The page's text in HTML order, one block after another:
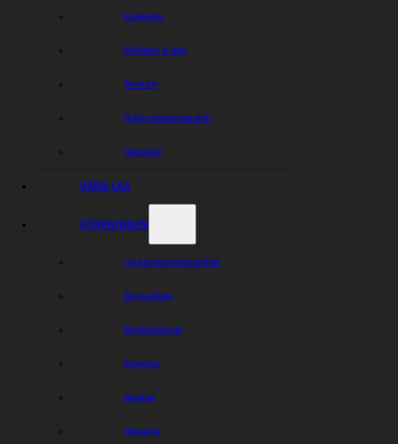
Kalender
Biljetter & Info
Årskort
Nästa hemmamatch
Hitta hit!
VÅRA LAG
FÖRENINGEN
Ungdomsverksamhet
Bli medlem
Bli funktionär
Styrelse
Arenan
Historia